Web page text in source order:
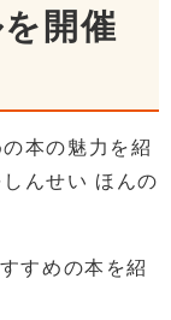
開催
本の魅力を紹
んせい ほんの
すめの本を紹